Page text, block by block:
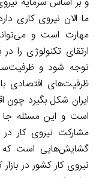
ما الان نیروی کاری
مهارت است و
ارتقای تکنولوژی را
توجه شود و
ظرفیت‌های
ایران شکل بگیرد
است و این مسئله
مشارکت نیروی کار
گشایش‌هایی است که
نیروی کار کشور در